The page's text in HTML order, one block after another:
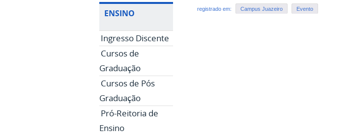
ENSINO
Ingresso Discente
Cursos de
Graduação
Cursos de Pós
Graduação
Pró-Reitoria de
Ensino
registrado em: Campus Juazeiro Evento